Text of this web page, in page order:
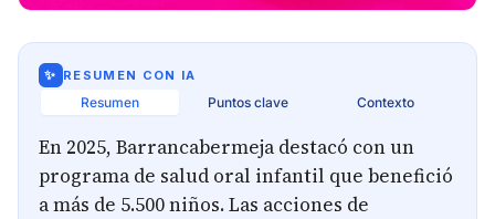
✨ RESUMEN CON IA
Resumen Puntos clave Contexto
En 2025, Barrancabermeja destacó con un
programa de salud oral infantil que benefició
a más de 5.500 niños. Las acciones de